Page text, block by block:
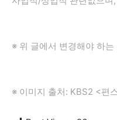
※ 위 글에서 변경해야 하
※ 이미지 출처: KBS2 <편